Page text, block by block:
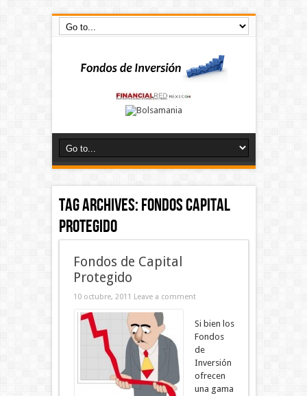
Tag Archives:fondos capital
protegido
Fondos de Capital
Protegido
10 octubre, 2011 Leave a comment
Si bien los
Fondos
de
Inversión
ofrecen
una gama